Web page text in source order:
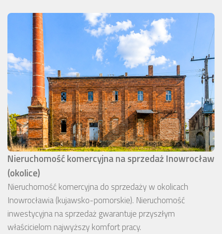
Nieruchomość komercyjna na sprzedaż Inowrocław
(okolice)
Nieruchomość komercyjna do sprzedaży w okolicach
Inowrocławia (kujawsko-pomorskie). Nieruchomość
inwestycyjna na sprzedaż gwarantuje przyszłym
właścicielom najwyższy komfort pracy.